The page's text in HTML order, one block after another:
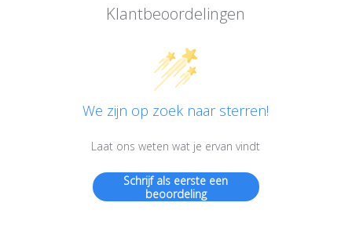
Klantbeoordelingen
We zijn op zoek naar sterren!
Laat ons weten wat je ervan vindt
Schrijf als eerste een
beoordeling